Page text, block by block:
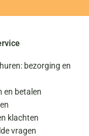
bezorging en
en betalen
klachten
vragen